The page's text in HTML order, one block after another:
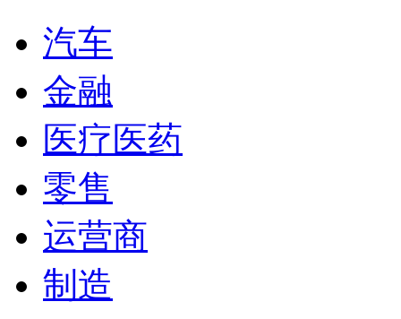
汽车
金融
医疗医药
零售
运营商
制造